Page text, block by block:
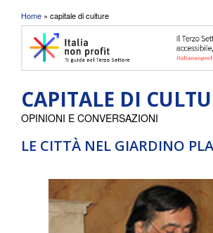
Tu sei qui
Home » capitale di culture
CAPITALE DI
LE CITTÀ NEL GIARDINO
OPINIONI E CONVERSAZIONI